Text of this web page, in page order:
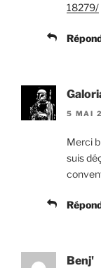
18279/
5 MAI
Merci
suis
Benj'